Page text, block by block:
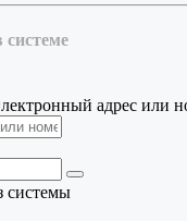
системе
адрес или
системы